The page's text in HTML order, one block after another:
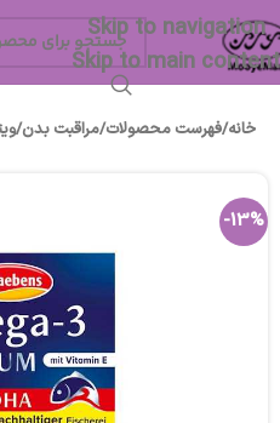
Skip to navigation
Skip to main content
خانه/فهرست محصولات/مراقبت بدن/
-13%